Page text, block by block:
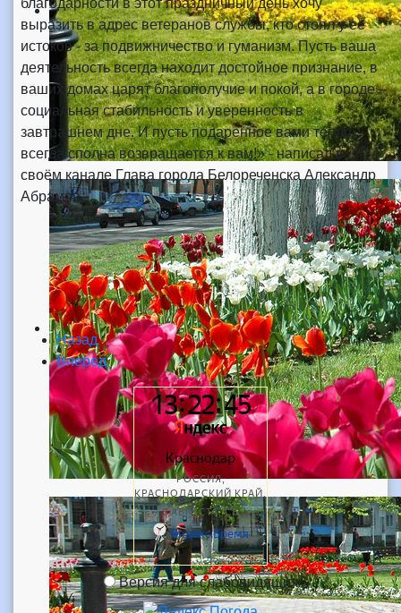
благодарности в этот праздничный день хочу
выразить в адрес ветеранов службы, кто стоял у ее
истоков - за подвижничество и гуманизм. Пусть ваша
деятельность всегда находит достойное признание, в
ваших домах царят благополучие и покой, а в городе –
социальная стабильность и уверенность в
завтрашнем дне. И пусть подаренное вами тепло
всегда сполна возвращается к вам!» - написал в
своём канале Глава города Белореченска Александр
Абрамов.
Назад
Вперед
Версия для слабовидящих